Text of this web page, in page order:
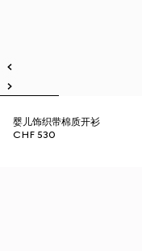
婴儿饰织带棉质开衫
CHF 530